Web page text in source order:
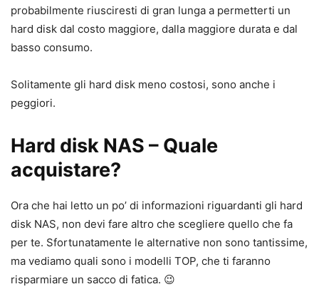
probabilmente riusciresti di gran lunga a permetterti un
hard disk dal costo maggiore, dalla maggiore durata e dal
basso consumo.
Solitamente gli hard disk meno costosi, sono anche i
peggiori.
Hard disk NAS – Quale
acquistare?
Ora che hai letto un po’ di informazioni riguardanti gli hard
disk NAS, non devi fare altro che scegliere quello che fa
per te. Sfortunatamente le alternative non sono tantissime,
ma vediamo quali sono i modelli TOP, che ti faranno
risparmiare un sacco di fatica. 😉